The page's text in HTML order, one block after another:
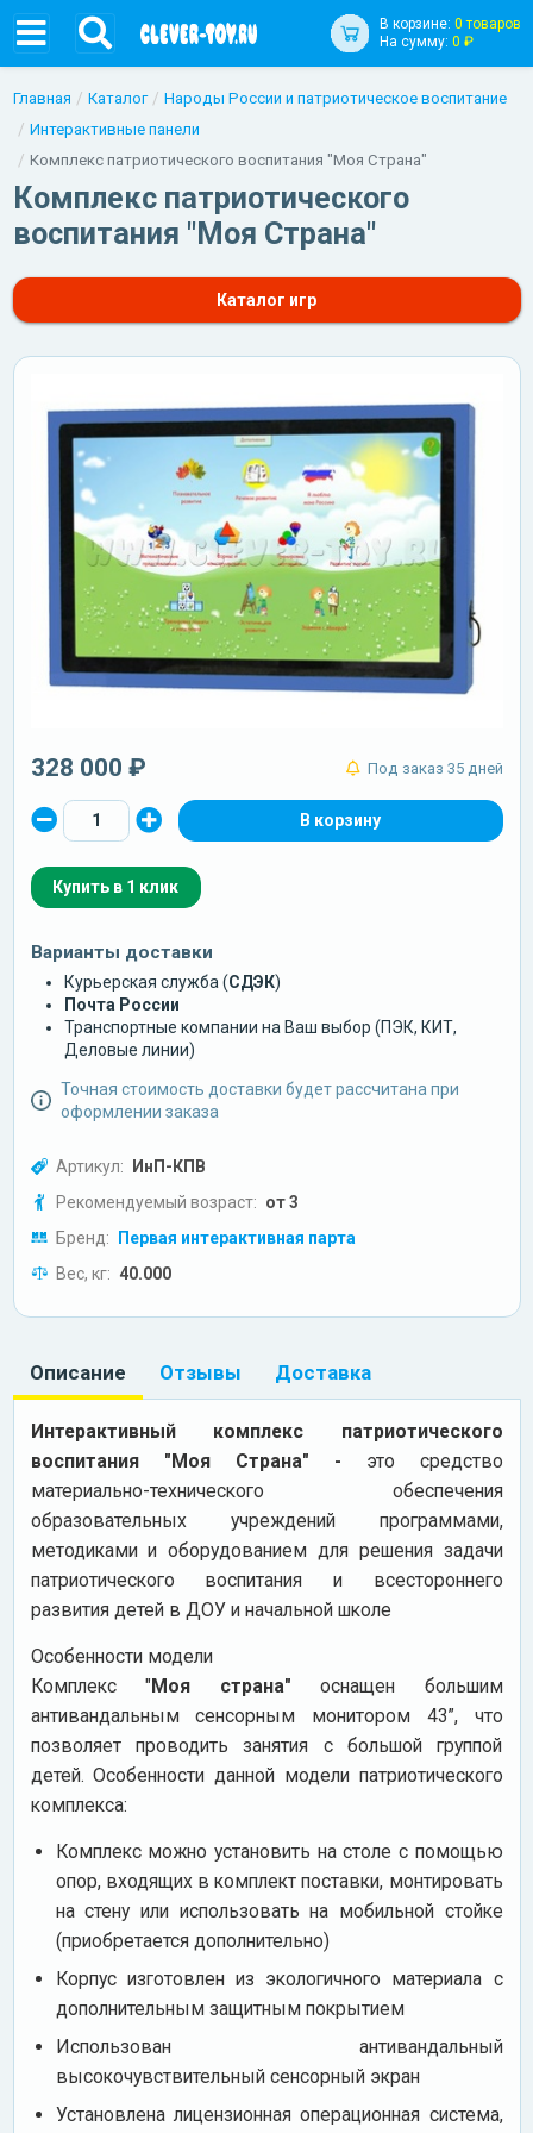
В корзине: 0 товаров
На сумму: 0 ₽
Главная Каталог
Народы России и патриотическое воспитание
Интерактивные панели
Комплекс патриотического воспитания "Моя Страна"
Комплекс патриотического
воспитания "Моя Страна"
Каталог игр
328 000 ₽ Под заказ 35 дней
Купить в 1 клик
Варианты доставки
Курьерская служба (СДЭК)
Почта России
Транспортные компании на Ваш выбор (ПЭК, КИТ,
Деловые линии)
Точная стоимость доставки будет рассчитана при
оформлении заказа
Артикул: ИнП-КПВ
Рекомендуемый возраст: от 3
Бренд: Первая интерактивная парта
Вес, кг: 40.000
Описание Отзывы Доставка
Интерактивный комплекс патриотического
воспитания "Моя Страна" - это средство
материально-технического обеспечения
образовательных учреждений программами,
методиками и оборудованием для решения задачи
патриотического воспитания и всестороннего
развития детей в ДОУ и начальной школе
Особенности модели
Комплекс "Моя страна" оснащен большим
антивандальным сенсорным монитором 43”, что
позволяет проводить занятия с большой группой
детей. Особенности данной модели патриотического
комплекса:
Комплекс можно установить на столе с помощью
опор, входящих в комплект поставки, монтировать
на стену или использовать на мобильной стойке
(приобретается дополнительно)
Корпус изготовлен из экологичного материала с
дополнительным защитным покрытием
Использован антивандальный
высокочувствительный сенсорный экран
Установлена лицензионная операционная система,